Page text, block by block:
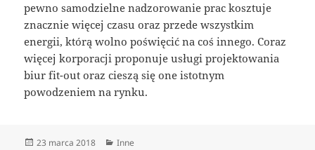
pewno samodzielne nadzorowanie prac kosztuje
znacznie więcej czasu oraz przede wszystkim
energii, którą wolno poświęcić na coś innego. Coraz
więcej korporacji proponuje usługi projektowania
biur fit-out oraz cieszą się one istotnym
powodzeniem na rynku.
Data
23 marca 2018 Kategorie
Inne